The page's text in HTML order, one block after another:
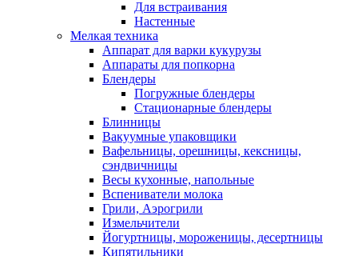
Для встраивания
Настенные
Мелкая техника
Аппарат для варки кукурузы
Аппараты для попкорна
Блендеры
Погружные блендеры
Стационарные блендеры
Блинницы
Вакуумные упаковщики
Вафельницы, орешницы, кексницы,
сэндвичницы
Весы кухонные, напольные
Вспениватели молока
Грили, Аэрогрили
Измельчители
Йогуртницы, мороженицы, десертницы
Кипятильники